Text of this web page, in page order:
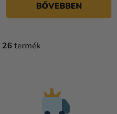
BŐVEBBEN
L
26 termék